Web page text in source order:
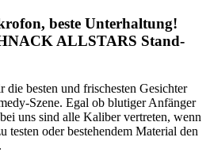
beste Unterhaltung!
ALLSTARS Stand-
die besten und frischesten Gesichter
Szene. Egal ob blutiger Anfänger
uns sind alle Kaliber vertreten, wenn
testen oder bestehendem Material den